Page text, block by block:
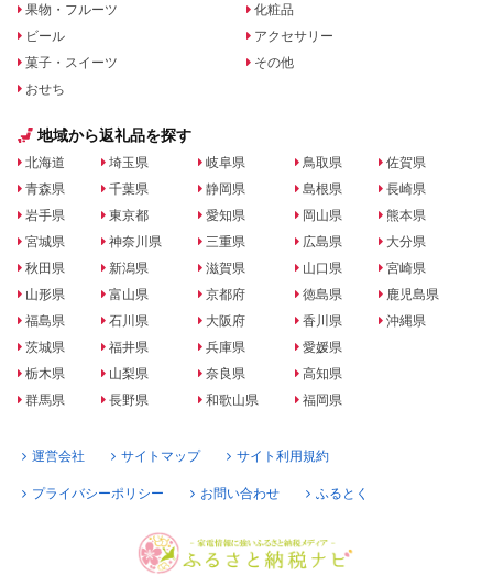
果物・フルーツ
ビール
菓子・スイーツ
おせち
化粧品
アクセサリー
その他
地域から返礼品を探す
北海道
青森県
岩手県
宮城県
秋田県
山形県
福島県
茨城県
栃木県
群馬県
埼玉県
千葉県
東京都
神奈川県
新潟県
富山県
石川県
福井県
山梨県
長野県
岐阜県
静岡県
愛知県
三重県
滋賀県
京都府
大阪府
兵庫県
奈良県
和歌山県
鳥取県
島根県
岡山県
広島県
山口県
徳島県
香川県
愛媛県
高知県
福岡県
佐賀県
長崎県
熊本県
大分県
宮崎県
鹿児島県
沖縄県
運営会社 サイトマップ サイト利用規約
プライバシーポリシー お問い合わせ ふるとく